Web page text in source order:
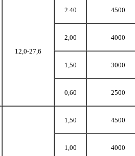
12,0-27,6
2.40 4500
2,00 4000
1,50 3000
0,60 2500
1,50 4500
1,00 4000